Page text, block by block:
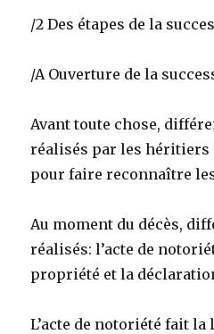
/2 Des étapes de la
/A Ouverture de la
Avant toute chose,
réalisés par les héritiers
pour faire reconnaître
Au moment du décès,
réalisés: l’acte de
propriété et la
L’acte de notoriété fait